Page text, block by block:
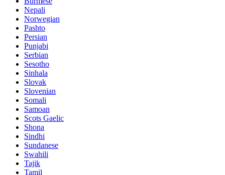
Nepali
Norwegian
Pashto
Persian
Punjabi
Serbian
Sesotho
Sinhala
Slovak
Slovenian
Somali
Samoan
Scots Gaelic
Shona
Sindhi
Sundanese
Swahili
Tajik
Tamil